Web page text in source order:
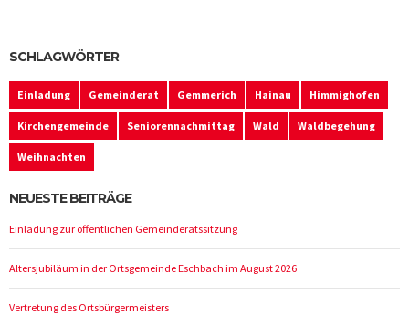
SCHLAGWÖRTER
Einladung Gemeinderat Gemmerich Hainau Himmighofen
Kirchengemeinde Seniorennachmittag Wald Waldbegehung
Weihnachten
NEUESTE BEITRÄGE
Einladung zur öffentlichen Gemeinderatssitzung
Altersjubiläum in der Ortsgemeinde Eschbach im August 2026
Vertretung des Ortsbürgermeisters